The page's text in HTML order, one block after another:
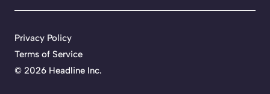
© 2026 Headline Inc.
Privacy Policy
Terms of Service